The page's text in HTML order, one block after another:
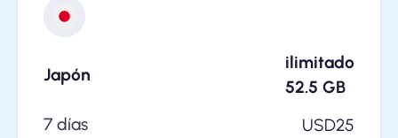
Japón
ilimitado
52.5 GB
7 días
USD25